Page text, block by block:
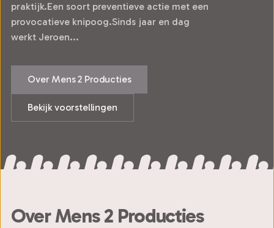
praktijk.Een soort preventieve actie met een
provocatieve knipoog.Sinds jaar en dag
werkt Jeroen...
Over Mens 2 Producties
Bekijk voorstellingen
Over Mens 2 Producties